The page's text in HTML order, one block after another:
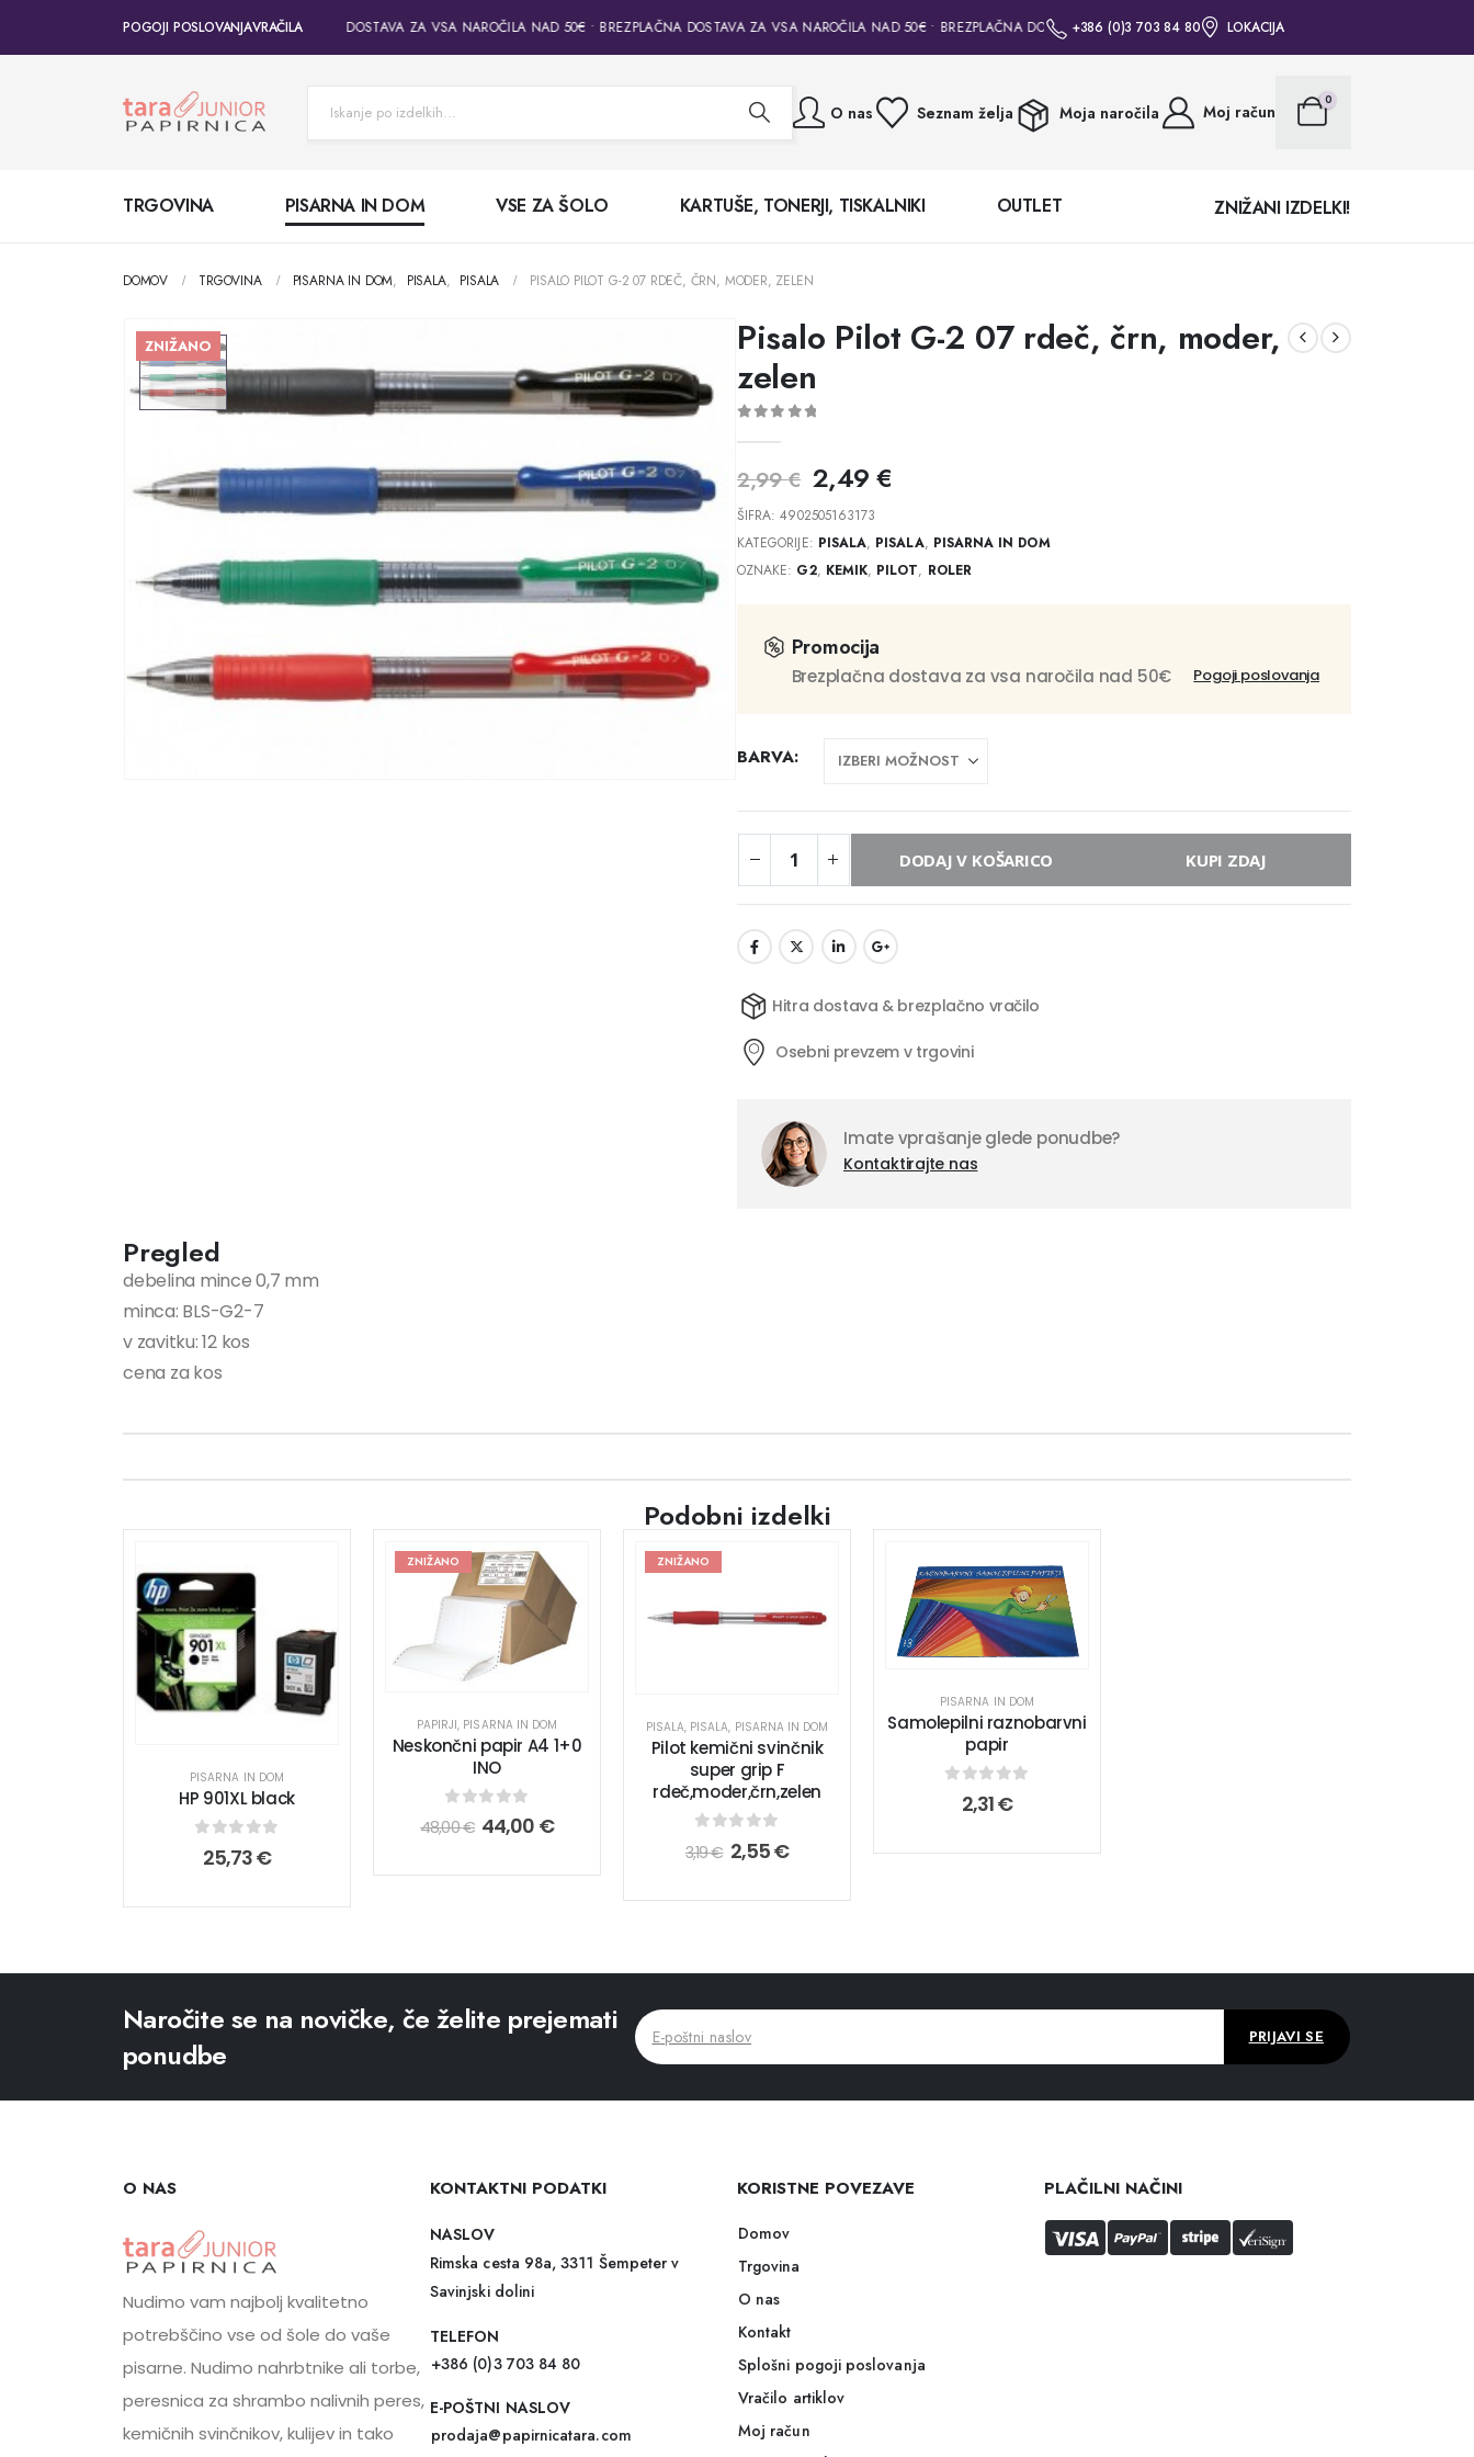
POGOJI POSLOVANJAVRAČILA
BREZPLAČNA DOSTAVA ZA VSA NAROČILA NAD 50€ • BREZPLAČNA DOSTAVA ZA VSA NAROČILA NAD 50€ • BREZPLAČNA DOSTAVA ZA VSA NAROČILA NAD 50€ • BREZPLAČNA DOSTAVA
+386 (0)3 703 84 80 LOKACIJA
O nas Seznam želja Moja naročila Moj račun
0
TRGOVINA PISARNA IN DOM VSE ZA ŠOLO KARTUŠE, TONERJI, TISKALNIKI OUTLET ZNIŽANI IZDELKI!
DOMOV TRGOVINA PISARNA IN DOM, PISALA, PISALA PISALO PILOT G-2 07 RDEČ, ČRN, MODER, ZELEN
ZNIŽANO
Pisalo Pilot G-2 07 rdeč, črn, moder,
zelen
2,99€ 2,49€
ŠIFRA:4902505163173
KATEGORIJE: PISALA, PISALA, PISARNA IN DOM
OZNAKE: G2, KEMIK, PILOT, ROLER
Promocija
Brezplačna dostava za vsa naročila nad 50€ Pogoji poslovanja
BARVA
DODAJ V KOŠARICO KUPI ZDAJ
Hitra dostava & brezplačno vračilo
Osebni prevzem v trgovini
Imate vprašanje glede ponudbe?
Kontaktirajte nas
Pregled
debelina mince 0,7 mm
minca: BLS-G2-7
v zavitku: 12 kos
cena za kos
Podobni izdelki
PISARNA IN DOM
HP 901XL black
0out of 5
25,73€
ZNIŽANO
PAPIRJI, PISARNA IN DOM
Neskončni papir A4 1+0
INO
out of 5
48,00€ 44,00 €
ZNIŽANO
PISALA, PISALA, PISARNA IN DOM
Pilot kemični svinčnik
super grip F
rdeč,moder,črn,zelen
out of 5
3,19€ 2,55€
PISARNA IN DOM
Samolepilni raznobarvni
papir
out of 5
2,31€
Naročite se na novičke, če želite prejemati
ponudbe
O NAS
Nudimo vam najbolj kvalitetno
potrebščino vse od šole do vaše
pisarne. Nudimo nahrbtnike ali torbe,
peresnica za shrambo nalivnih peres,
kemičnih svinčnikov, kulijev in tako
KONTAKTNI PODATKI
NASLOV
Rimska cesta 98a, 3311 Šempeter v
Savinjski dolini
TELEFON
+386 (0)3 703 84 80
E-POŠTNI NASLOV
prodaja@papirnicatara.com
KORISTNE POVEZAVE
Domov
Trgovina
O nas
Kontakt
Splošni pogoji poslovanja
Vračilo artiklov
Moj račun
PLAČILNI NAČINI